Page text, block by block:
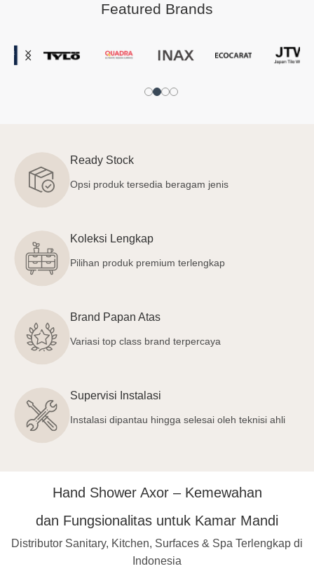
Featured Brands
Ready Stock
Opsi produk tersedia beragam jenis
Koleksi Lengkap
Pilihan produk premium terlengkap
Brand Papan Atas
Variasi top class brand terpercaya
Supervisi Instalasi
Instalasi dipantau hingga selesai oleh teknisi ahli
Hand Shower Axor – Kemewahan
dan Fungsionalitas untuk Kamar Mandi
Distributor Sanitary, Kitchen, Surfaces & Spa Terlengkap di
Indonesia